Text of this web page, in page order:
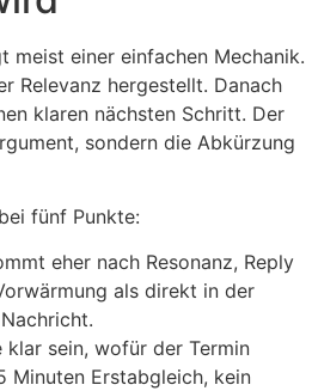
meist einer einfachen Mechanik.
Relevanz hergestellt. Danach
klaren nächsten Schritt. Der
sondern die Abkürzung
fünf Punkte:
eher nach Resonanz, Reply
als direkt in der
klar sein, wofür der Termin
Minuten Erstabgleich, kein